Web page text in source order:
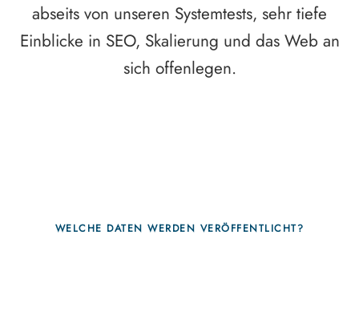
abseits von unseren Systemtests, sehr tiefe
Einblicke in SEO, Skalierung und das Web an
sich offenlegen.
WELCHE DATEN WERDEN VERÖFFENTLICHT?